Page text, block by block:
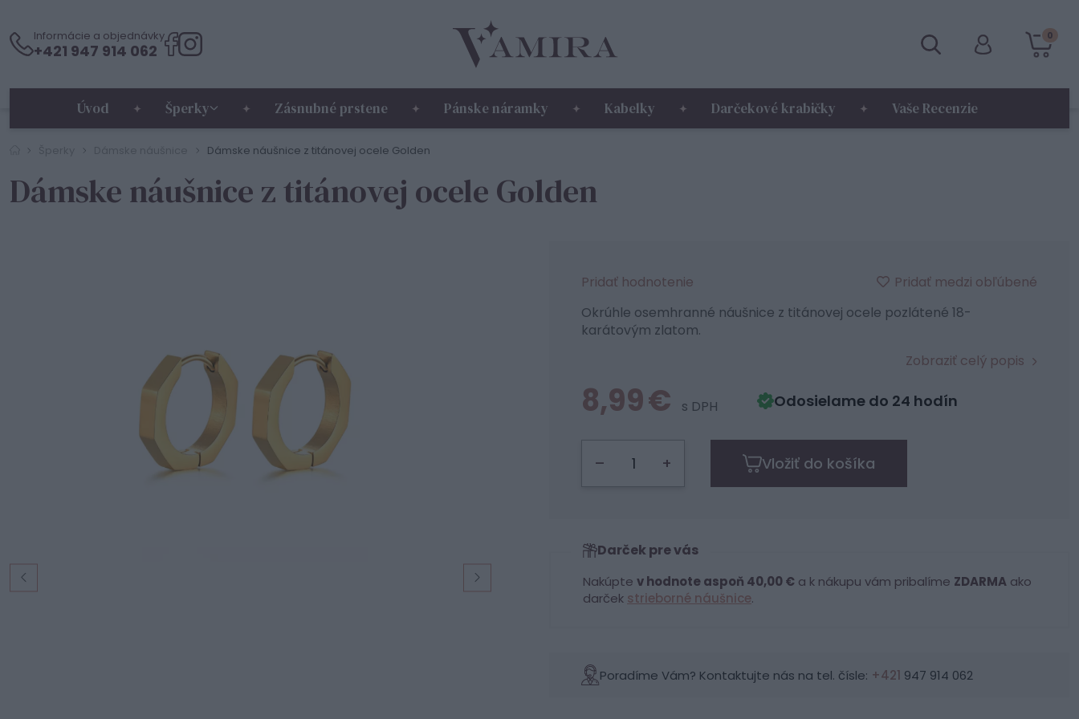
Informácie a objednávky
+421 947 914 062
0
Úvod Šperky Zásnubné prstene Pánske náramky Kabelky Darčekové krabičky Vaše Recenzie
Dámske náušnice z titánovej ocele Golden
Dámske náušnice z titánovej ocele Golden
Pridať hodnotenie
Pridať medzi obľúbené
Okrúhle osemhranné náušnice z titánovej ocele pozlátené 18-
karátovým zlatom.
Zobraziť celý popis
8,99 € s DPH Odosielame do 24 hodín
– + Vložiť do košíka
Darček pre vás
Nakúpte v hodnote aspoň 40,00 € a k nákupu vám pribalíme ZDARMA ako
darček strieborné náušnice.
Poradíme Vám? Kontaktujte nás na tel. čísle: +421 947 914 062